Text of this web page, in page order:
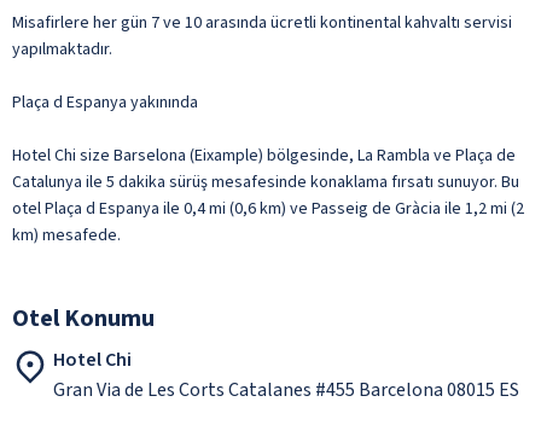
Misafirlere her gün 7 ve 10 arasında ücretli kontinental kahvaltı servisi
yapılmaktadır.
Plaça d Espanya yakınında
Hotel Chi size Barselona (Eixample) bölgesinde, La Rambla ve Plaça de
Catalunya ile 5 dakika sürüş mesafesinde konaklama fırsatı sunuyor. Bu
otel Plaça d Espanya ile 0,4 mi (0,6 km) ve Passeig de Gràcia ile 1,2 mi (2
km) mesafede.
Otel Konumu
Hotel Chi
Gran Via de Les Corts Catalanes #455 Barcelona 08015 ES